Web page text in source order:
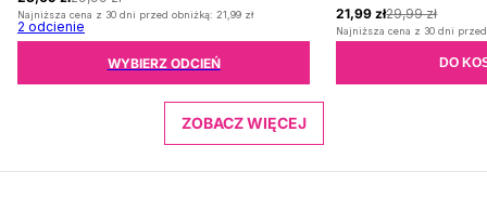
Najniższa cena z 30 dni przed obniżką: 21,99 zł
2 odcienie
WYBIERZ ODCIEŃ
29,99 zł
21,99 zł
Najniższa cena z 30 dni
DO
ZOBACZ WIĘCEJ